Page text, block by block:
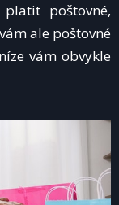
poštovné,
ale poštovné
vám obvykle